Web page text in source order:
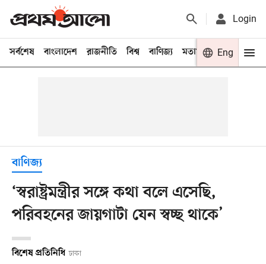
Login
সর্বশেষ বাংলাদেশ রাজনীতি বিশ্ব বাণিজ্য মতামত খেলা
Eng
বাণিজ্য
‘স্বরাষ্ট্রমন্ত্রীর সঙ্গে কথা বলে এসেছি,
পরিবহনের জায়গাটা যেন স্বচ্ছ থাকে’
বিশেষ প্রতিনিধি ঢাকা